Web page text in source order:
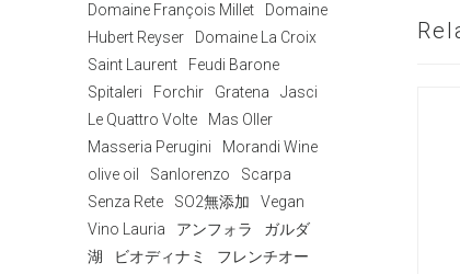
Domaine François Millet
Domaine
Hubert Reyser
Domaine La Croix
Saint Laurent
Feudi Barone
Spitaleri
Forchir Gratena
Jasci
Le Quattro Volte
Mas Oller
Masseria Perugini
Morandi Wine
olive oil
Sanlorenzo
Scarpa
Senza Rete
SO2無添加
Vegan
Vino Lauria
アンフォラ
ガルダ
湖
ビオディナミ
フレンチオー